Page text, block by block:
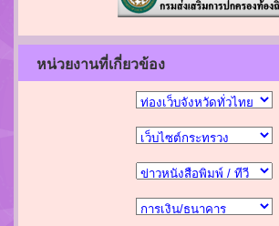
หน่วยงานที่เกี่ยวข้อง